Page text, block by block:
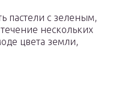
пастели с зеленым,
нескольких
цвета земли,